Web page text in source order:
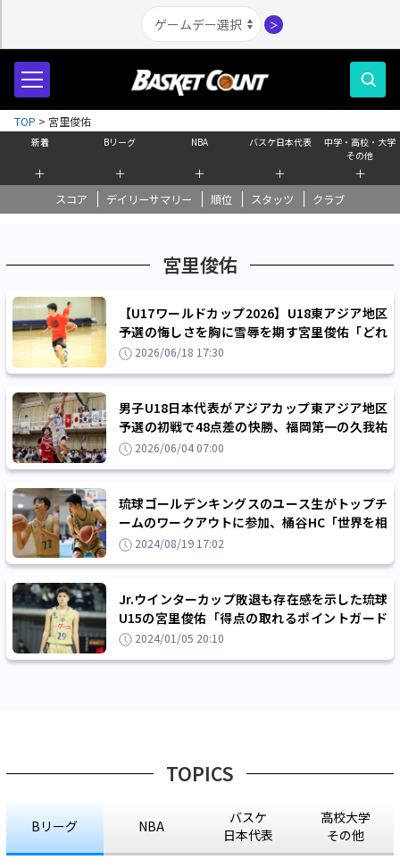
＞
新着
＋
Bリーグ
＋
NBA
＋
バスケ日本代表
＋
中学・高校・大学
その他
＋
スコア デイリーサマリー 順位 スタッツ クラブ
TOP > 宮里俊佑
宮里俊佑
【U17ワールドカップ2026】U18東アジア地区
予選の悔しさを胸に雪辱を期す宮里俊佑「どれ
だけアグレッシブに行けるかが大事」
2026/06/18 17:30
男子U18日本代表がアジアカップ東アジア地区
予選の初戦で48点差の快勝、福岡第一の久我祐
仁がゲームハイの22得点
2026/06/04 07:00
琉球ゴールデンキングスのユース生がトップチ
ームのワークアウトに参加、桶谷HC「世界を相
手に戦える選手になってもらいたいです」
2024/08/19 17:02
Jr.ウインターカップ敗退も存在感を示した琉球
U15の宮里俊佑「得点の取れるポイントガード
でないと、Bリーグでもやっていけない」
2024/01/05 20:10
TOPICS
Bリーグ NBA
バスケ
日本代表
高校大学
その他